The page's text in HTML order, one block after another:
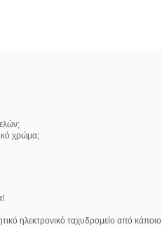
χρώμα;
ηλεκτρονικό ταχυδρομείο από κάποιο